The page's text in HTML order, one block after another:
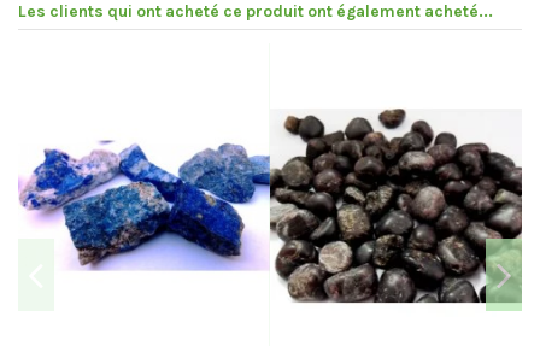
Les clients qui ont acheté ce produit ont également acheté...